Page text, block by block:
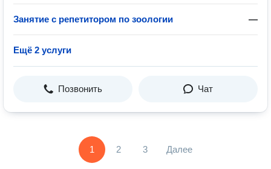
Занятие с репетитором по зоологии —
Ещё 2 услуги
Позвонить Чат
1 2 3 Далее